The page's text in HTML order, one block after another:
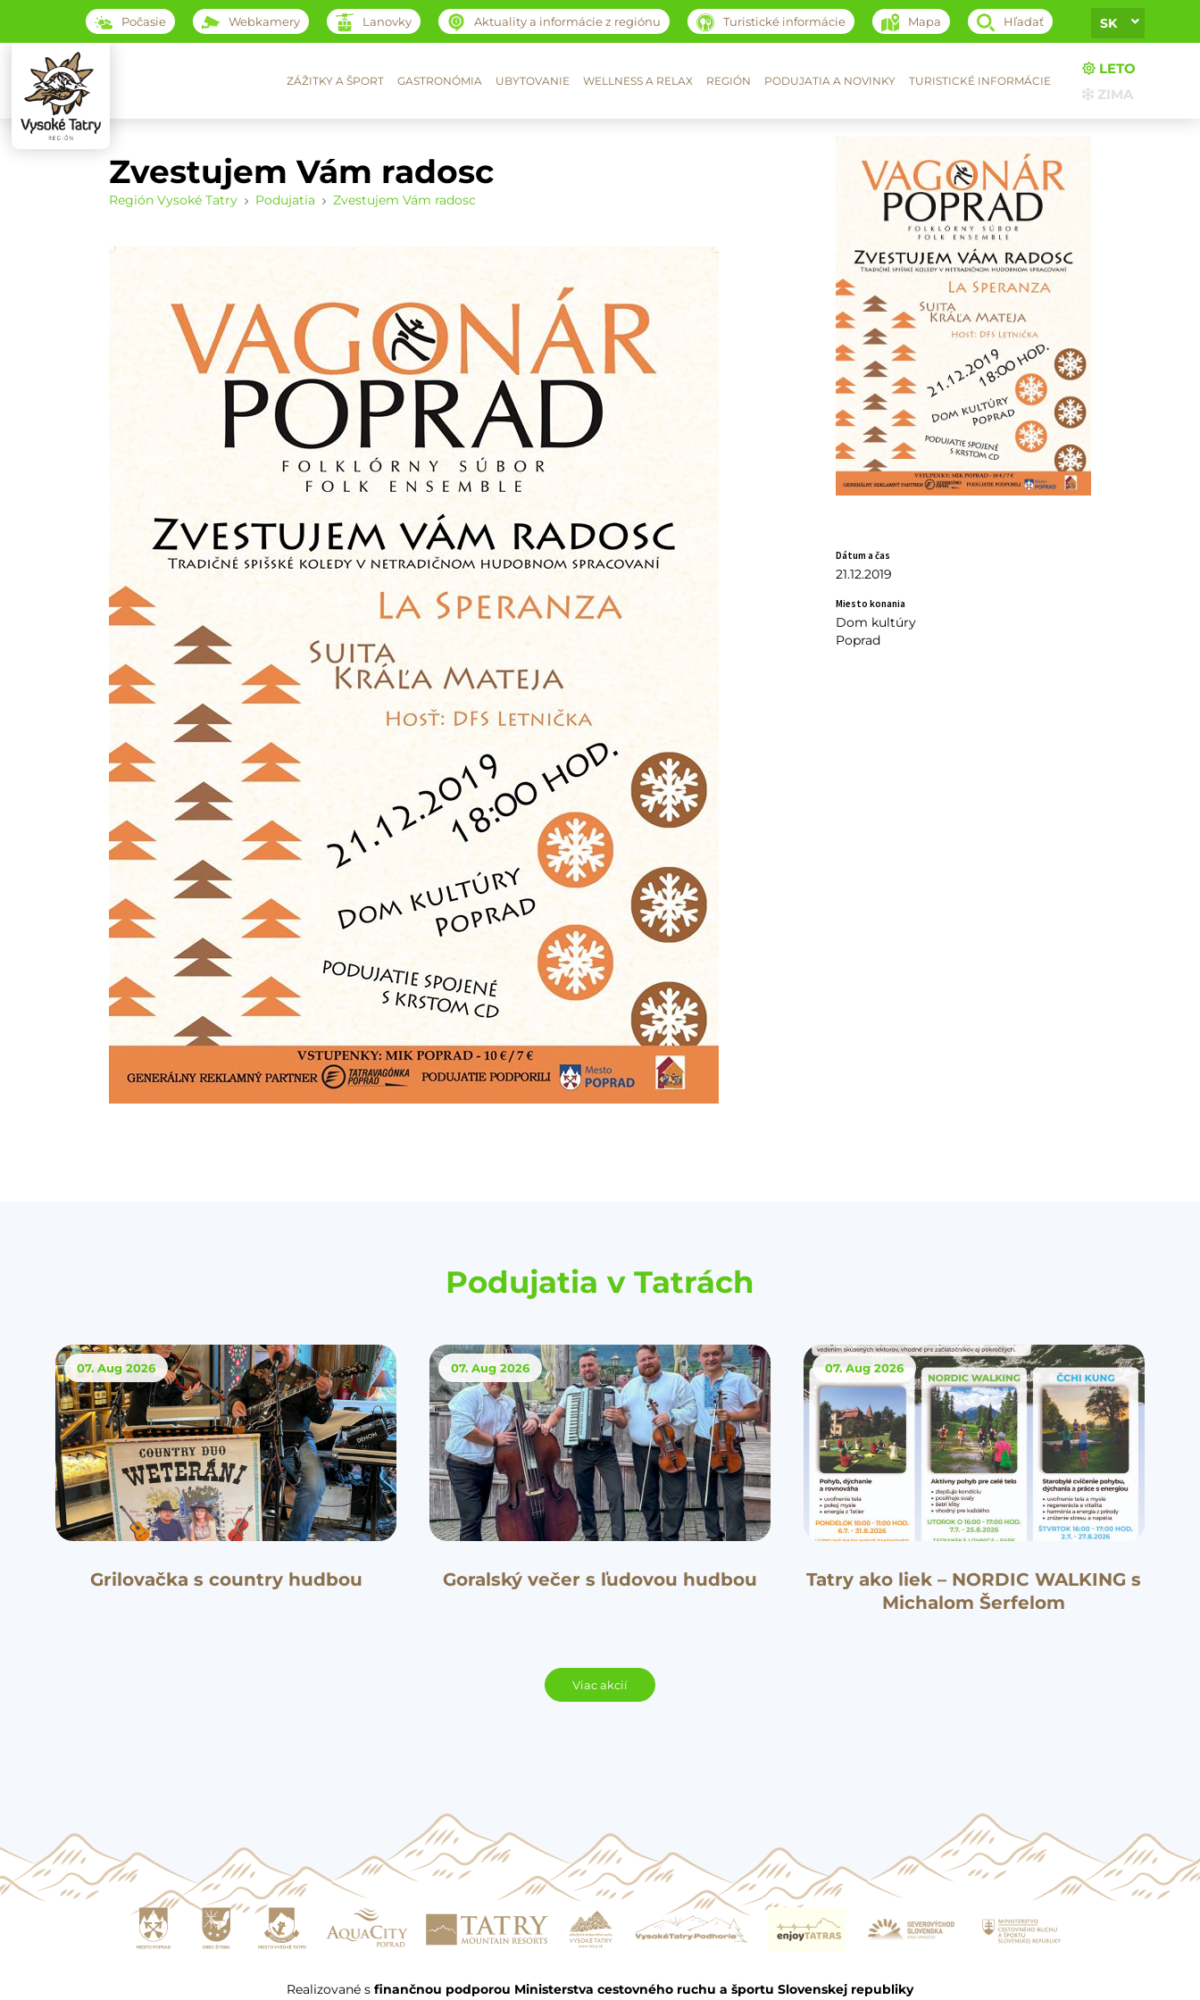
Počasie Webkamery Lanovky Aktuality a informácie z regiónu Turistické informácie Mapa Hľadať SK
ZÁŽITKY A ŠPORT GASTRONÓMIA UBYTOVANIE WELLNESS A RELAX REGIÓN PODUJATIA A NOVINKY TURISTICKÉ INFORMÁCIE
LETO
ZIMA
Zvestujem Vám radosc
Región Vysoké Tatry Podujatia Zvestujem Vám radosc
Dátum a čas
21.12.2019
Miesto konania
Dom kultúry
Poprad
Podujatia v Tatrách
07. Aug 2026
Grilovačka s country hudbou
07. Aug2026
Goralský večer s ľudovou hudbou
07. Aug2026
Tatry ako liek – NORDIC WALKING s
Michalom Šerfelom
Viac akcií
Realizované s finančnou podporou Ministerstva cestovného ruchu a športu Slovenskej republiky